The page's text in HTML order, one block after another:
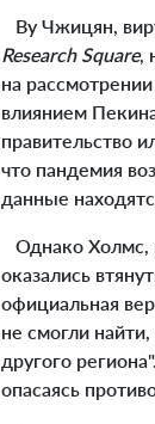
Ву Чжицян,
Research Square,
на
влиянием
правительство
что пандемия
данные
Однако Холмс,
оказались
официальная
не смогли
другого
опасаясь